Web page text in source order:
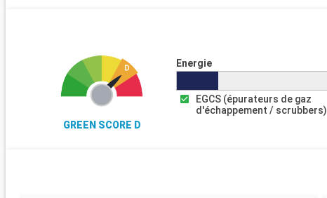
GREEN SCORE D
Energie
EGCS (épurateurs de gaz
d'échappement / scrubbers)